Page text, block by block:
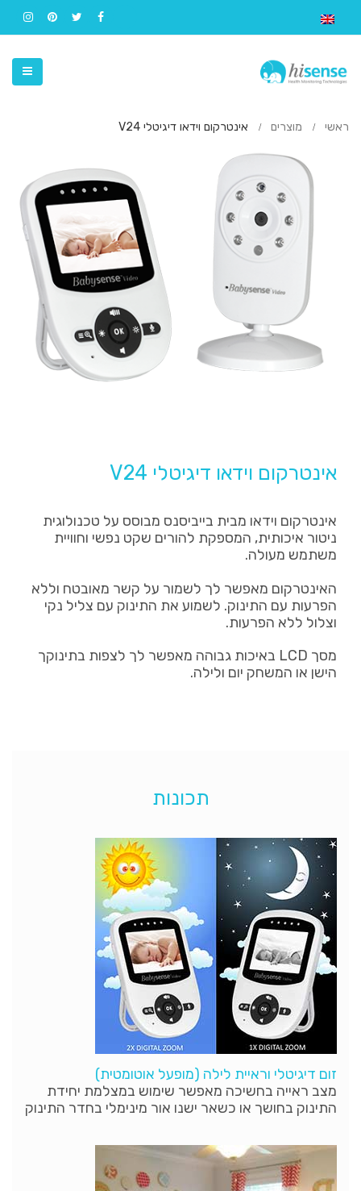
ראשי מוצרים אינטרקום וידאו דיגיטלי V24
אינטרקום וידאו דיגיטלי V24
אינטרקום וידאו מבית בייביסנס מבוסס על טכנולוגית
ניטור איכותית, המספקת להורים שקט נפשי וחוויית
משתמש מעולה.
האינטרקום מאפשר לך לשמור על קשר מאובטח וללא
הפרעות עם התינוק. לשמוע את התינוק עם צליל נקי
וצלול ללא הפרעות.
מסך LCD באיכות גבוהה מאפשר לך לצפות בתינוקך
הישן או המשחק יום ולילה.
תכונות
זום דיגיטלי וראיית לילה (מופעל אוטומטית)
מצב ראייה בחשיכה מאפשר שימוש במצלמת יחידת
התינוק בחושך או כשאר ישנו אור מינימלי בחדר התינוק